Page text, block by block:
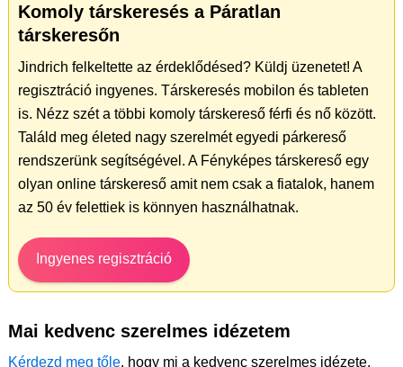
Komoly társkeresés a Páratlan
társkeresőn
Jindrich felkeltette az érdeklődésed? Küldj üzenetet! A
regisztráció ingyenes. Társkeresés mobilon és tableten
is. Nézz szét a többi komoly társkereső férfi és nő között.
Találd meg életed nagy szerelmét egyedi párkereső
rendszerünk segítségével. A Fényképes társkereső egy
olyan online társkereső amit nem csak a fiatalok, hanem
az 50 év felettiek is könnyen használhatnak.
Ingyenes regisztráció
Mai kedvenc szerelmes idézetem
Kérdezd meg tőle, hogy mi a kedvenc szerelmes idézete.